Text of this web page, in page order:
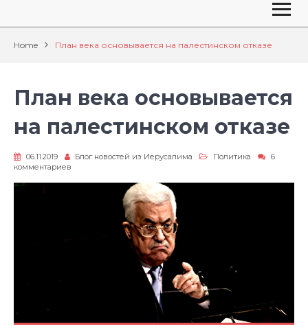
Home План века основывается на палестинском отказе
План века основывается
на палестинском отказе
06.11.2019 Блог новостей из Иерусалима Политика
6
комментариев
основывается
палестинском